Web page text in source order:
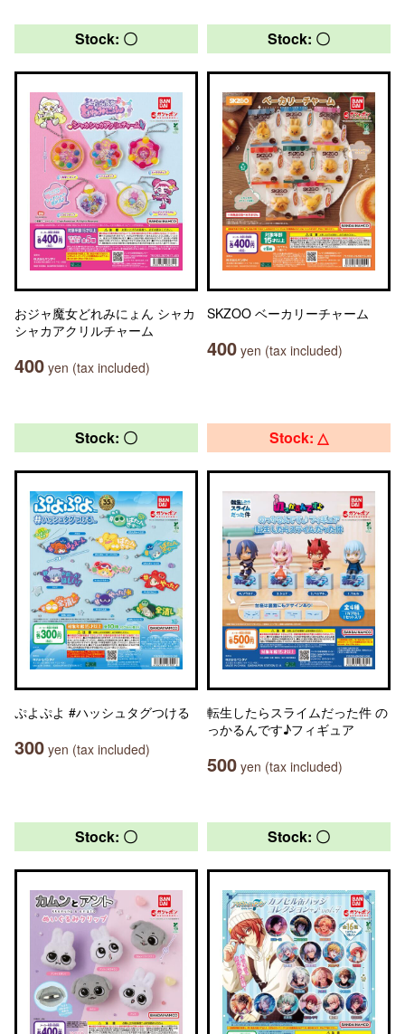
Stock: 〇
おジャ魔女どれみにょん シャカ
シャカアクリルチャーム
400 yen (tax included)
Stock: 〇
SKZOO ベーカリーチャーム
400 yen (tax included)
Stock: 〇
ぷよぷよ #ハッシュタグつける
300 yen (tax included)
Stock: △
転生したらスライムだった件 の
っかるんです♪フィギュア
500 yen (tax included)
Stock: 〇 Stock: 〇